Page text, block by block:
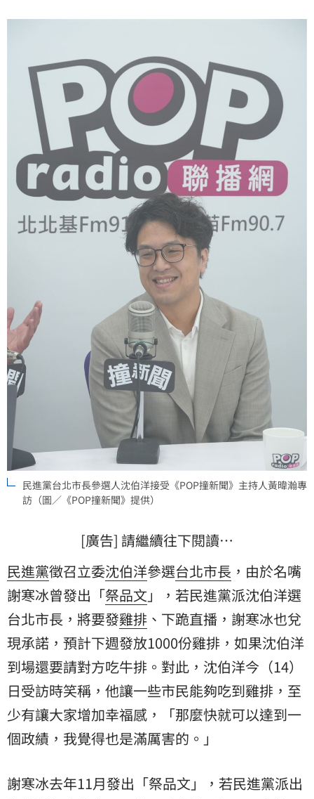
民進黨台北市長參選人沈伯洋接受《POP撞新聞》主持人黃暐瀚專
訪（圖／《POP撞新聞》提供）
[廣告] 請繼續往下閱讀…
民進黨徵召立委沈伯洋參選台北市長 ，由於名嘴
謝寒冰曾發出「祭品文 」，若民進黨派沈伯洋選
台北市長，將要發雞排 、下跪直播，謝寒冰也兌
現承諾，預計下週發放1000份雞排，如果沈伯洋
到場還要請對方吃牛排。對此，沈伯洋今（14）
日受訪時笑稱，他讓一些市民能夠吃到雞排，至
少有讓大家增加幸福感，「那麼快就可以達到一
個政績，我覺得也是滿厲害的。」
謝寒冰去年11月發出「祭品文」，若民進黨派出